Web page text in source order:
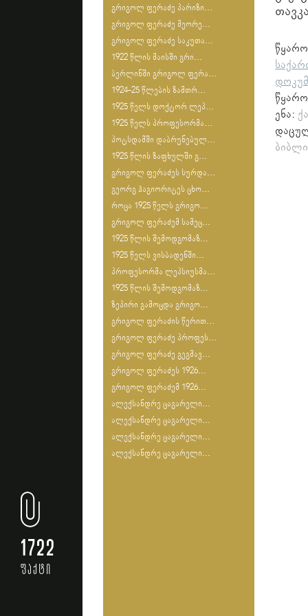
1722
ფაქტი
გრიგოლ ფერაძე პარიზი...
გრიგოლ ფერაძე მეორე...
გრიგოლ ფერაძე საკუთა...
1922 წლის მაისში გრი...
ბერლინში გრიგოლ ფერა...
1924-25 წლების ზამთრ...
1925 წელს დოქტორ ლეპ...
1925 წელს პროფესორმა...
პოტსდამში დაბრუნებულ...
1925 წლის ზაფხულში გ...
გრიგოლ ფერაძეს სურდა...
გეორგ ჰაგიორიტეს ცხო...
როცა 1925 წელს გრიგო...
გრიგოლ ფერაძემ სამეც...
1925 წლის შემოდგომაზ...
1925 წელს ვისბადენში...
პროფესორმა ლეპსიუსმა...
1925 წლის შემოდგომაზ...
ზეპირი გამოცდა გრიგო...
გრიგოლ ფერაძის წერით...
გრიგოლ ფერაძე პროფეს...
გრიგოლ ფერაძე გეგმავ...
გრიგოლ ფერაძეს 1926...
გრიგოლ ფერაძემ 1926...
ალექსანდრე ცაგარელი...
ალექსანდრე ცაგარელი...
ალექსანდრე ცაგარელი...
ალექსანდრე ცაგარელი...
ენა: